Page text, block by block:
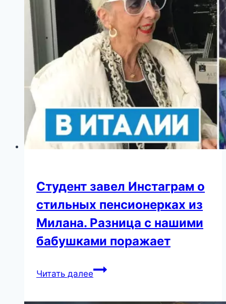
Студент завел Инстаграм о
стильных пенсионерках из
Милана. Разница с нашими
бабушками поражает
Читать далееСтудент